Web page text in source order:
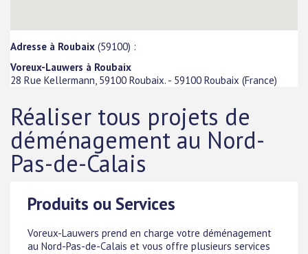
Adresse à Roubaix (59100) :
Voreux-Lauwers à Roubaix
28 Rue Kellermann, 59100 Roubaix. - 59100 Roubaix (France)
Réaliser tous projets de
déménagement au Nord-
Pas-de-Calais
Produits ou Services
Voreux-Lauwers prend en charge votre déménagement
au Nord-Pas-de-Calais et vous offre plusieurs services